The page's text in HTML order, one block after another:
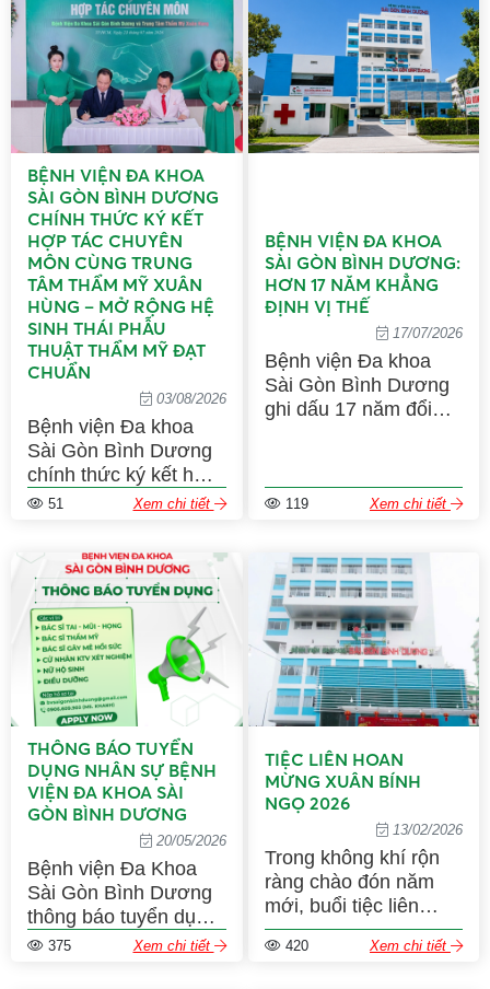
BỆNH VIỆN ĐA KHOA
SÀI GÒN BÌNH DƯƠNG
CHÍNH THỨC KÝ KẾT
HỢP TÁC CHUYÊN
MÔN CÙNG TRUNG
TÂM THẨM MỸ XUÂN
HÙNG – MỞ RỘNG HỆ
SINH THÁI PHẪU
THUẬT THẨM MỸ ĐẠT
CHUẨN
03/08/2026
Bệnh viện Đa khoa
Sài Gòn Bình Dương
chính thức ký kết hợp
tác chuyên môn với
hệ sinh thái thẩm mỹ
chuẩn y khoa và nâng
cao trải nghiệm khách
hàng
51 Xem chi tiết
BỆNH VIỆN ĐA KHOA
SÀI GÒN BÌNH DƯƠNG:
HƠN 17 NĂM KHẲNG
ĐỊNH VỊ THẾ
17/07/2026
Bệnh viện Đa khoa
Sài Gòn Bình Dương
ghi dấu 17 năm đổi
sóc sức khỏe cộng
119 Xem chi tiết
THÔNG BÁO TUYỂN
DỤNG NHÂN SỰ BỆNH
VIỆN ĐA KHOA SÀI
GÒN BÌNH DƯƠNG
20/05/2026
Bệnh viện Đa Khoa
Sài Gòn Bình Dương
thông báo tuyển dụng
các vị trí: Bác sĩ Tai –
375 Xem chi tiết
TIỆC LIÊN HOAN
MỪNG XUÂN BÍNH
NGỌ 2026
13/02/2026
Trong không khí rộn
ràng chào đón năm
mới, buổi tiệc liên
hoan mừng Xuân Bính
Ngọ 2026 đã diễn ra
420 Xem chi tiết